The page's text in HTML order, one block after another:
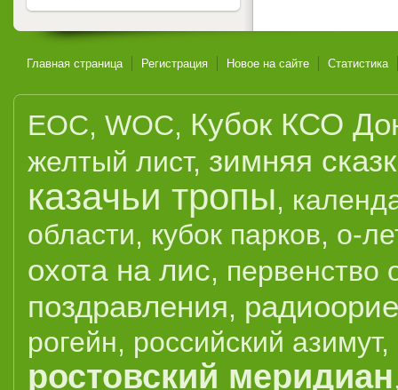
Главная страница Регистрация Новое на сайте Статистика
EOC, WOC, Кубок КСО
желтый лист, зимняя
казачьи тропы,
области, кубок парков, о-
охота на лис, первенство
поздравления,
рогейн, российский азимут,
ростовский меридиан